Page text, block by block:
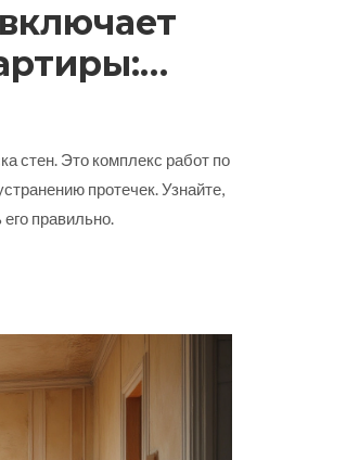
стен. Это комплекс работ по
протечек. Узнайте,
правильно.